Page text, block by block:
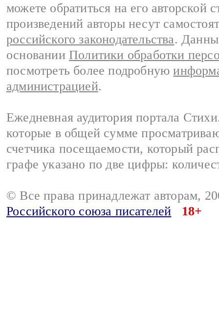
можете обратиться на его авторской
произведений авторы несут
российского законодательства.
основании Политики обработки
посмотреть более подробную
администрацией.
Ежедневная аудитория портала
которые в общей сумме
счетчика посещаемости, который
графе указано по две цифры:
© Все права принадлежат авторам,
Российского союза писателей
18+